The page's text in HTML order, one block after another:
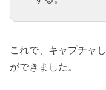
これで、キャプチャ
ができました。